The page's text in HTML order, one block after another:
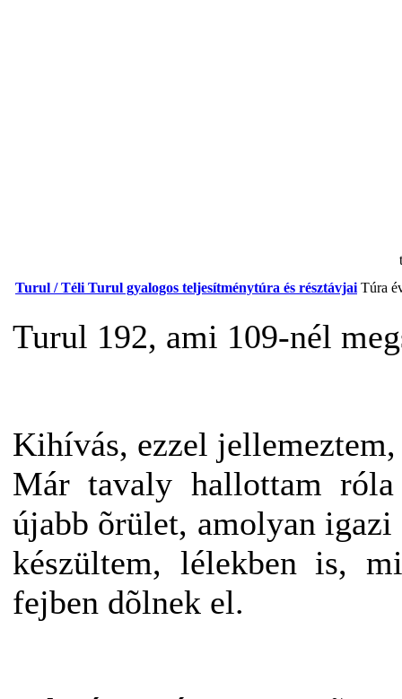
Turul / Téli Turul gyalogos teljesítménytúra és résztávjai Túra
Turul 192, ami 109-nél
Kihívás, ezzel
Már tavaly hallottam
újabb õrület, amolyan
készültem, lélekben is,
fejben dõlnek el.